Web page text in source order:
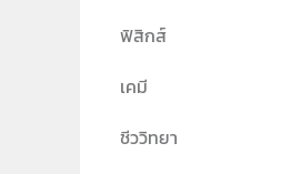
ฟิสิกส์
เคมี
ชีววิทยา